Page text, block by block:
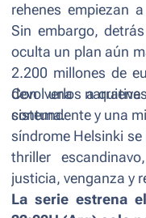
rehenes empiezan
Sin embargo,
oculta un plan aún
2.200 millones de
devolverlos a
sistema.
Con una
contundente y una
síndrome Helsinki se
thriller
justicia, venganza y
La serie estrena